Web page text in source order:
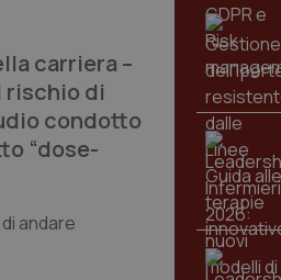
carriera –
rischio di
condotto
“dose-
andare